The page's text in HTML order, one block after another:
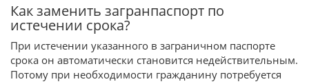
Как заменить загранпаспорт по
истечении срока?
При истечении указанного в заграничном паспорте
срока он автоматически становится недействительным.
Потому при необходимости гражданину потребуется